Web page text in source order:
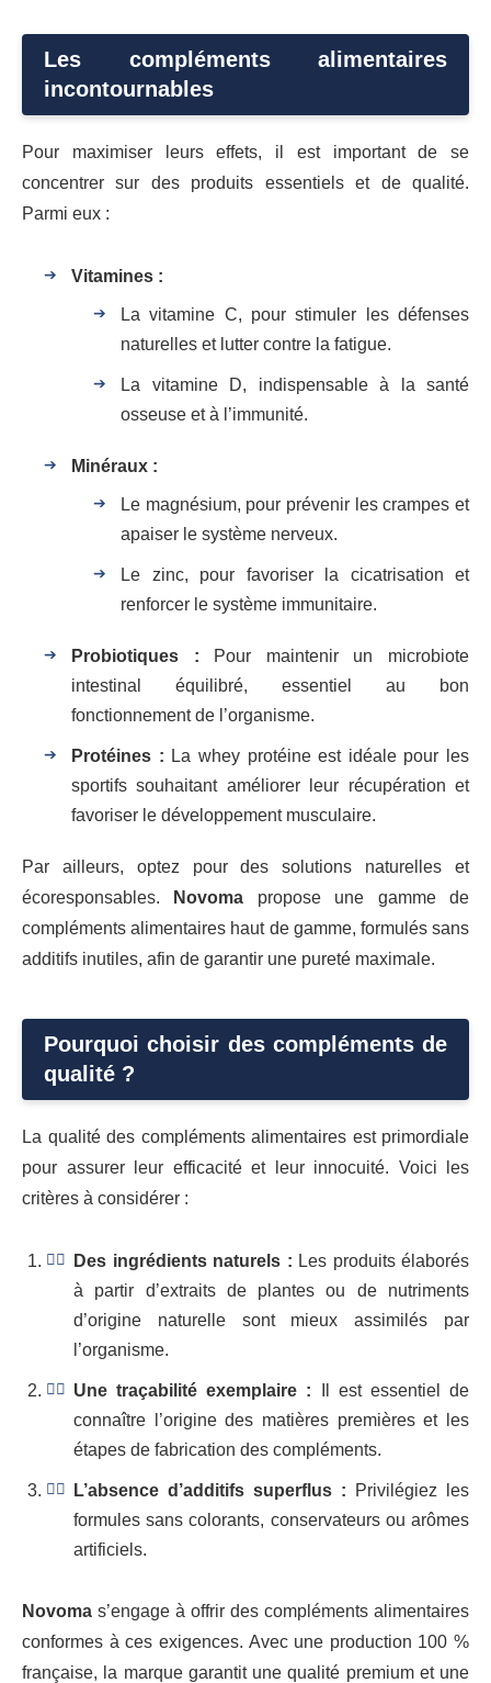
Les compléments alimentaires
incontournables
Pour maximiser leurs effets, il est important de se
concentrer sur des produits essentiels et de qualité.
Parmi eux :
Vitamines :
La vitamine C, pour stimuler les défenses
naturelles et lutter contre la fatigue.
La vitamine D, indispensable à la santé
osseuse et à l’immunité.
Minéraux :
Le magnésium, pour prévenir les crampes et
apaiser le système nerveux.
Le zinc, pour favoriser la cicatrisation et
renforcer le système immunitaire.
Probiotiques : Pour maintenir un microbiote
intestinal équilibré, essentiel au bon
fonctionnement de l’organisme.
Protéines : La whey protéine est idéale pour les
sportifs souhaitant améliorer leur récupération et
favoriser le développement musculaire.
Par ailleurs, optez pour des solutions naturelles et
écoresponsables.
Novoma propose une gamme de
compléments alimentaires haut de gamme, formulés sans
additifs inutiles, afin de garantir une pureté maximale.
Pourquoi choisir des compléments de
qualité ?
La qualité des compléments alimentaires est primordiale
pour assurer leur efficacité et leur innocuité. Voici les
critères à considérer :
Des ingrédients naturels : Les produits élaborés
à partir d’extraits de plantes ou de nutriments
d’origine naturelle sont mieux assimilés par
l’organisme.
Une traçabilité exemplaire : Il est essentiel de
connaître l’origine des matières premières et les
étapes de fabrication des compléments.
L’absence d’additifs superflus : Privilégiez les
formules sans colorants, conservateurs ou arômes
artificiels.
Novoma s’engage à offrir des compléments alimentaires
conformes à ces exigences. Avec une production 100 %
française, la marque garantit une qualité premium et une